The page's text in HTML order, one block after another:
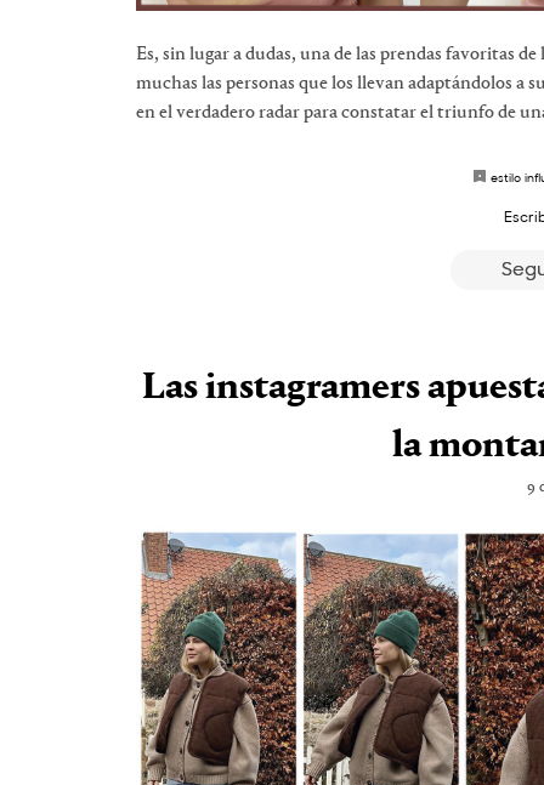
Es, sin lugar a dudas, una de las prendas favoritas
muchas las personas que los llevan adaptándolos a
en el verdadero radar para constatar el triunfo de
estilo
Las instagramers
la
9